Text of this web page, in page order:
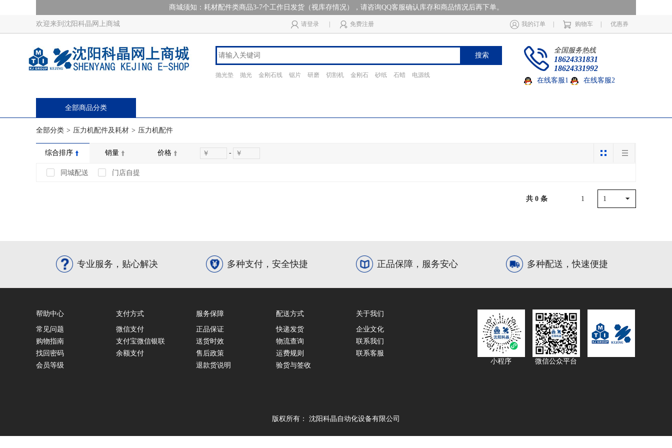
商城须知：耗材配件类商品3-7个工作日发货（视库存情况），请咨询QQ客服确认库存和商品情况后再下单。
欢迎来到沈阳科晶网上商城 请登录 免费注册 我的订单 购物车 优惠券
搜索
抛光垫 抛光 金刚石线 锯片 研磨 切割机 金刚石 砂纸 石蜡 电源线
全国服务热线
18624331831
18624331992
在线客服1 在线客服2
全部商品分类
全部分类 > 压力机配件及耗材 > 压力机配件
综合排序 销量 价格 -
同城配送 门店自提
共 0 条 1 1
专业服务，贴心解决 多种支付，安全快捷 正品保障，服务安心 多种配送，快速便捷
帮助中心
常见问题
购物指南
找回密码
会员等级
支付方式
微信支付
支付宝微信银联
余额支付
服务保障
正品保证
送货时效
售后政策
退款货说明
配送方式
快递发货
物流查询
运费规则
验货与签收
关于我们
企业文化
联系我们
联系客服
小程序
微信公众平台
版权所有： 沈阳科晶自动化设备有限公司